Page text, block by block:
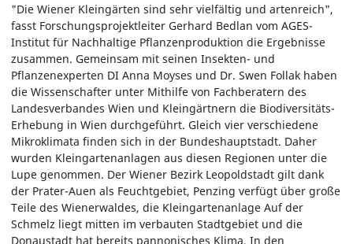
"Die Wiener Kleingärten sind sehr vielfältig und artenreich",
fasst Forschungsprojektleiter Gerhard Bedlan vom AGES-
Institut für Nachhaltige Pflanzenproduktion die Ergebnisse
zusammen. Gemeinsam mit seinen Insekten- und
Pflanzenexperten DI Anna Moyses und Dr. Swen Follak haben
die Wissenschafter unter Mithilfe von Fachberatern des
Landesverbandes Wien und Kleingärtnern die Biodiversitäts-
Erhebung in Wien durchgeführt. Gleich vier verschiedene
Mikroklimata finden sich in der Bundeshauptstadt. Daher
wurden Kleingartenanlagen aus diesen Regionen unter die
Lupe genommen. Der Wiener Bezirk Leopoldstadt gilt dank
der Prater-Auen als Feuchtgebiet, Penzing verfügt über große
Teile des Wienerwaldes, die Kleingartenanlage Auf der
Schmelz liegt mitten im verbauten Stadtgebiet und die
Donaustadt hat bereits pannonisches Klima. In den